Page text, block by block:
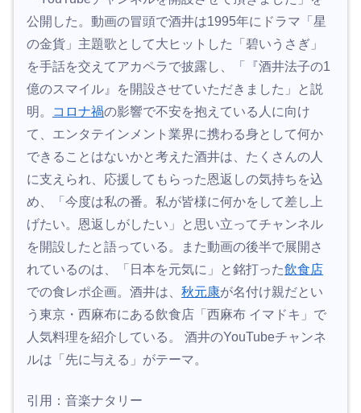
公開した。動画の冒頭で酒井は1995年にドラマ「星
の金貨」主題歌として大ヒットした「碧いうさぎ」
を手話を交えてアカペラで披露し、「『酒井法子の1
億のスマイル』を開設させていただきました」と説
明。
コロナ禍の影響で不安を抱えている人に向け
て、エンタテインメント業界に携わる身として何か
できることはないかと考えた酒井は、たくさんの人
に支えられ、応援してもらった恩返しの気持ちを込
め、「今度は私の番。私が皆様に何かをして差し上
げたい。恩返しがしたい」と思い立ってチャンネル
を開設したと語っている。また動画の後半で展開さ
れているのは、「日本を元気に」と銘打った飲食店
での食レポ企画。酒井は、 秋元康が名付け親だとい
う東京・西麻布にある飲食店「西麻布 イマドキ」で
人気料理を紹介している。 酒井のYouTubeチャンネ
ルは「先に与える」がテーマ。
引用：音楽ナタリー